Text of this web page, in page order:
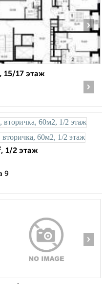
›
15/17 этаж
›
1/2 этаж
9
›